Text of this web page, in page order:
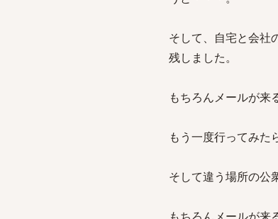
そして、自宅と会社
残しました。
もちろんメールが来
もう一度行ってみた
そして違う場所の公